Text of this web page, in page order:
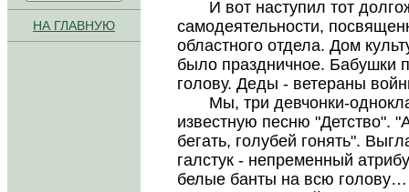
НА ГЛАВНУЮ
И вот наступил тот
самодеятельности,
областного отдела. Дом
было праздничное. Бабушки
голову. Деды - ветераны
Мы, три девчонки-
известную песню "Детство".
бегать, голубей гонять".
галстук - непременный
белые банты на всю